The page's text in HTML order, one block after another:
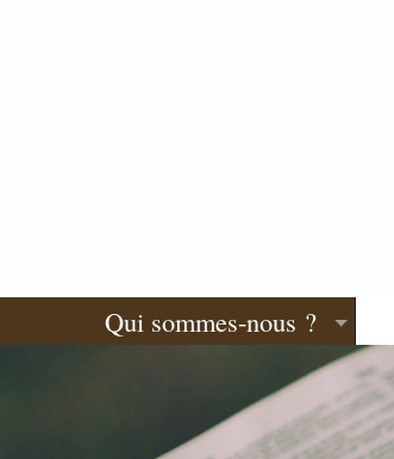
Qui sommes-nous ?